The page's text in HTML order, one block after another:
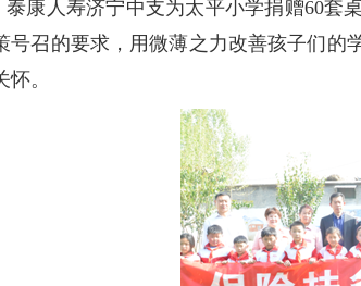
泰康人寿济宁中支为太平小学捐赠60套
号召的要求，用微薄之力改善孩子们的
怀。